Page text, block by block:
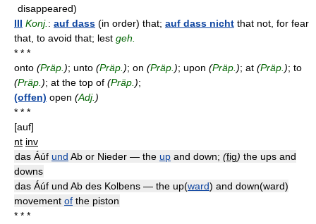
disappeared)
III Konj. : auf dass (in order) that; auf dass nicht that not, for fear
that, to avoid that; lest geh.
* * *
onto (Präp. ); unto (Präp. ); on (Präp. ); upon (Präp. ); at (Präp. ); to
(Präp. ); at the top of (Präp. );
(offen) open (Adj. )
* * *
[auf]
nt inv
das Áúf und Ab or Nieder — the up and down; (fig) the ups and
downs
das Áúf und Ab des Kolbens — the up(ward) and down(ward)
movement of the piston
* * *